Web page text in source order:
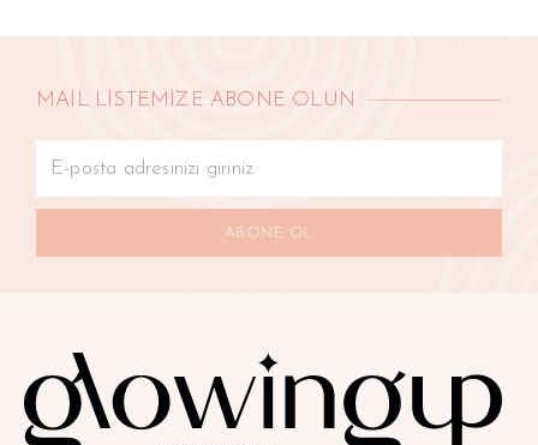
MAİL LİSTEMİZE ABONE OLUN
ABONE OL